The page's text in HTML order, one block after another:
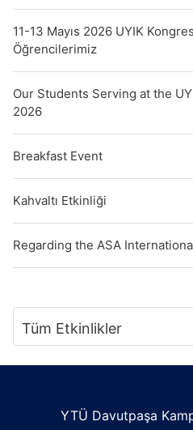
11-13 Mayıs 2026 UYIK
Öğrencilerimiz
Our Students Serving at the
2026
Breakfast Event
Kahvaltı Etkinliği
Regarding the ASA
Tüm Etkinlikler
YTÜ Davutpaşa